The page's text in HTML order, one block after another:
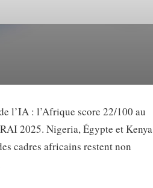
l’IA : l’Afrique score 22/100 au
2025. Nigeria, Égypte et Kenya
cadres africains restent non